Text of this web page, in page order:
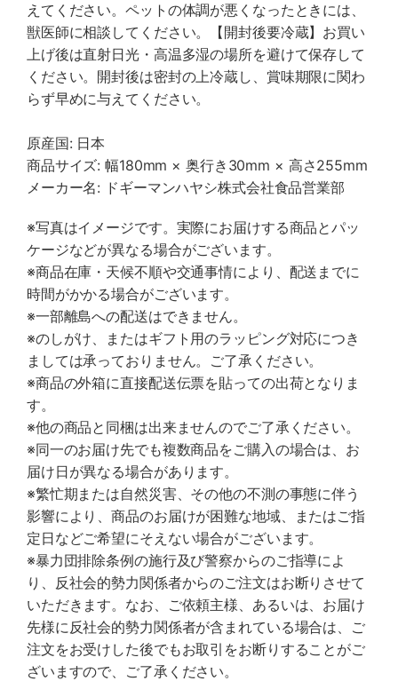
えてください。ペットの体調が悪くなったときには、
獣医師に相談してください。【開封後要冷蔵】お買い
上げ後は直射日光・高温多湿の場所を避けて保存して
ください。開封後は密封の上冷蔵し、賞味期限に関わ
らず早めに与えてください。
原産国: 日本
商品サイズ: 幅180mm × 奥行き30mm × 高さ255mm
メーカー名: ドギーマンハヤシ株式会社食品営業部
※写真はイメージです。実際にお届けする商品とパッ
ケージなどが異なる場合がございます。
※商品在庫・天候不順や交通事情により、配送までに
時間がかかる場合がございます。
※一部離島への配送はできません。
※のしがけ、またはギフト用のラッピング対応につき
ましては承っておりません。ご了承ください。
※商品の外箱に直接配送伝票を貼っての出荷となりま
す。
※他の商品と同梱は出来ませんのでご了承ください。
※同一のお届け先でも複数商品をご購入の場合は、お
届け日が異なる場合があります。
※繁忙期または自然災害、その他の不測の事態に伴う
影響により、商品のお届けが困難な地域、またはご指
定日などご希望にそえない場合がございます。
※暴力団排除条例の施行及び警察からのご指導によ
り、反社会的勢力関係者からのご注文はお断りさせて
いただきます。なお、ご依頼主様、あるいは、お届け
先様に反社会的勢力関係者が含まれている場合は、ご
注文をお受けした後でもお取引をお断りすることがご
ざいますので、ご了承ください。